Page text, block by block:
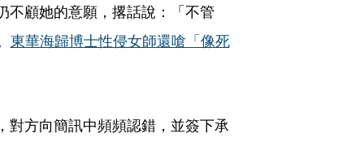
不顧她的意願，撂話說：「不管
東華海歸博士性侵女師還嗆「像死
對方向簡訊中頻頻認錯，並簽下承